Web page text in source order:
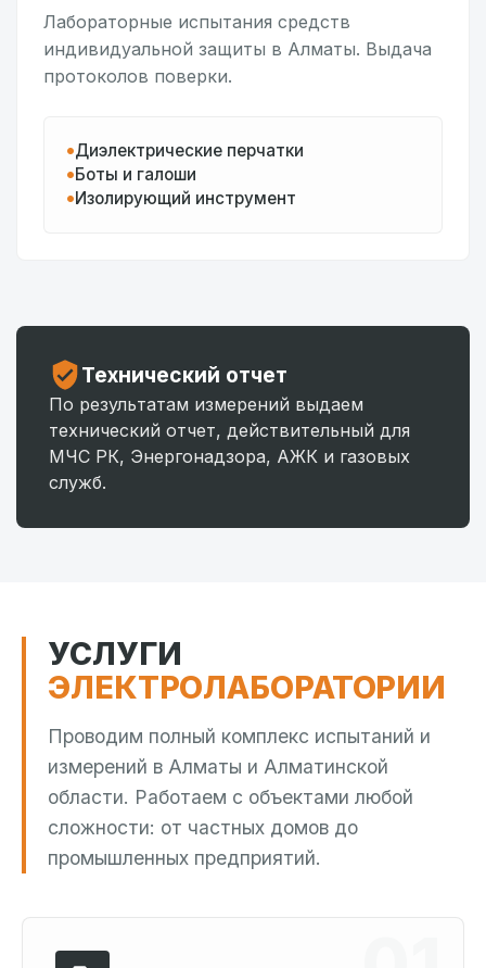
Лабораторные испытания средств
индивидуальной защиты в Алматы. Выдача
протоколов поверки.
Диэлектрические перчатки
Боты и галоши
Изолирующий инструмент
Технический отчет
По результатам измерений выдаем
технический отчет, действительный для
МЧС РК, Энергонадзора, АЖК и газовых
служб.
УСЛУГИ
ЭЛЕКТРОЛАБОРАТОРИИ
Проводим полный комплекс испытаний и
измерений в Алматы и Алматинской
области. Работаем с объектами любой
сложности: от частных домов до
промышленных предприятий.